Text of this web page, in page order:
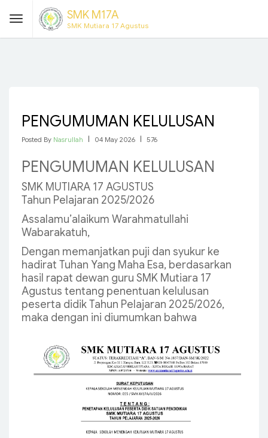
SMK M17A
SMK Mutiara 17 Agustus
PENGUMUMAN KELULUSAN
Posted By Nasrullah 04 May 2026 576
PENGUMUMAN KELULUSAN
SMK MUTIARA 17 AGUSTUS
Tahun Pelajaran 2025/2026
Assalamu’alaikum Warahmatullahi
Wabarakatuh,
Dengan memanjatkan puji dan syukur ke
hadirat Tuhan Yang Maha Esa, berdasarkan
hasil rapat dewan guru SMK Mutiara 17
Agustus tentang penentuan kelulusan
peserta didik Tahun Pelajaran 2025/2026,
maka dengan ini diumumkan bahwa